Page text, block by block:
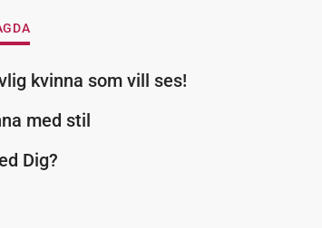
kvinna som vill ses!
med stil
Dig?